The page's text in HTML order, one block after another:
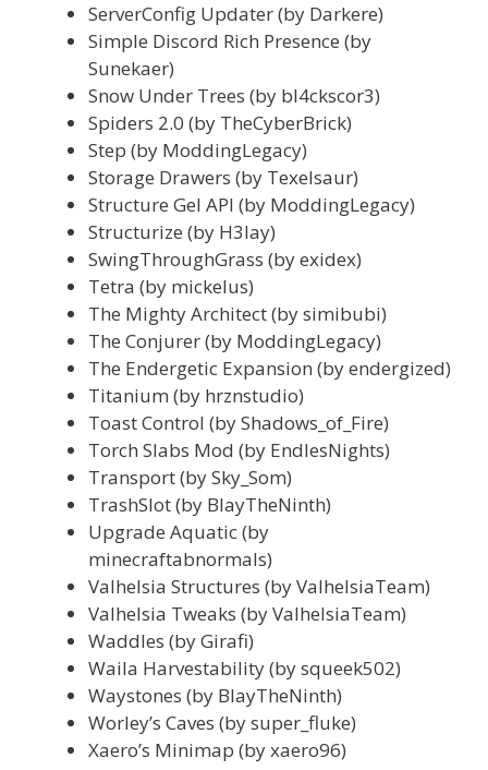
ServerConfig Updater (by Darkere)
Simple Discord Rich Presence (by
Sunekaer)
Snow Under Trees (by bl4ckscor3)
Spiders 2.0 (by TheCyberBrick)
Step (by ModdingLegacy)
Storage Drawers (by Texelsaur)
Structure Gel API (by ModdingLegacy)
Structurize (by H3lay)
SwingThroughGrass (by exidex)
Tetra (by mickelus)
The Mighty Architect (by simibubi)
The Conjurer (by ModdingLegacy)
The Endergetic Expansion (by endergized)
Titanium (by hrznstudio)
Toast Control (by Shadows_of_Fire)
Torch Slabs Mod (by EndlesNights)
Transport (by Sky_Som)
TrashSlot (by BlayTheNinth)
Upgrade Aquatic (by
minecraftabnormals)
Valhelsia Structures (by ValhelsiaTeam)
Valhelsia Tweaks (by ValhelsiaTeam)
Waddles (by Girafi)
Waila Harvestability (by squeek502)
Waystones (by BlayTheNinth)
Worley’s Caves (by super_fluke)
Xaero’s Minimap (by xaero96)